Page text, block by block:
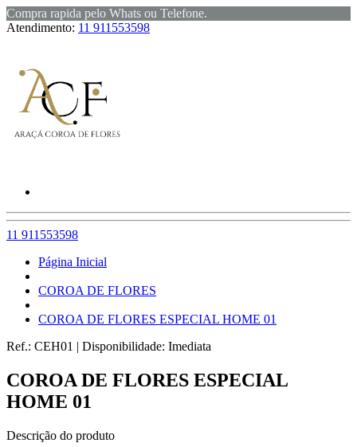
Compra rapida pelo Whats ou Telefone.
Atendimento: 11 911553598
11 911553598
Página Inicial
COROA DE FLORES
COROA DE FLORES ESPECIAL HOME 01
Ref.: CEH01 | Disponibilidade: Imediata
COROA DE FLORES ESPECIAL
HOME 01
Descrição do produto